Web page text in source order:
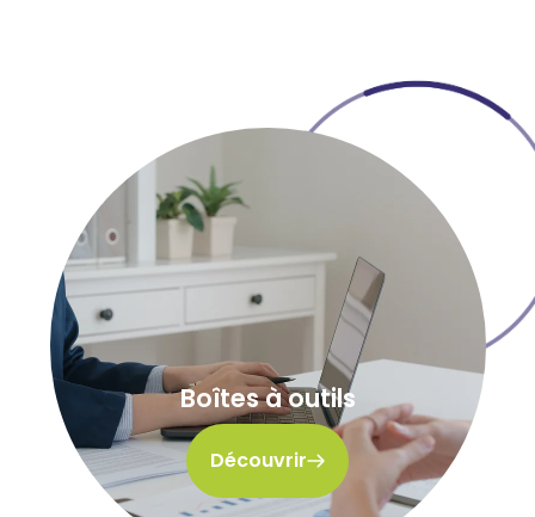
Boîtes à outils
Découvrir